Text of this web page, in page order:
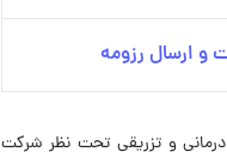
و ارسال رزومه
سرم‌های درمانی و تزریقی تحت نظر شرکت